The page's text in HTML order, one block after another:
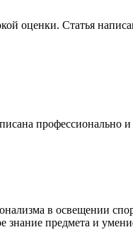
оценки. Статья
в освещении
знание предмета и